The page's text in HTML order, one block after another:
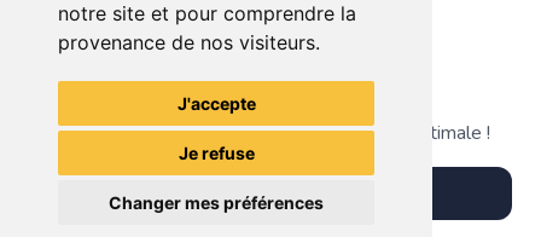
notre site et pour comprendre la
provenance de nos visiteurs.
J'accepte
Je refuse
Changer mes préférences
Il n'y a pas plus d'articles liés à cette recherche. ;)
Grenier du Geek
Télécharge notre app pour une expérience optimale !
Télécharger l'app